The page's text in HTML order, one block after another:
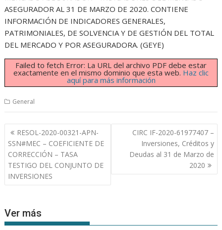
ASEGURADOR AL 31 DE MARZO DE 2020. CONTIENE
INFORMACIÓN DE INDICADORES GENERALES,
PATRIMONIALES, DE SOLVENCIA Y DE GESTIÓN DEL TOTAL
DEL MERCADO Y POR ASEGURADORA. (GEYE)
Failed to fetch Error: La URL del archivo PDF debe estar
exactamente en el mismo dominio que esta web. Haz clic
aquí para más información
General
Navegación
de
entradas
RESOL-2020-00321-APN-
SSN#MEC – COEFICIENTE DE
CORRECCIÓN – TASA
TESTIGO DEL CONJUNTO DE
INVERSIONES
CIRC IF-2020-61977407 –
Inversiones, Créditos y
Deudas al 31 de Marzo de
2020
Ver más